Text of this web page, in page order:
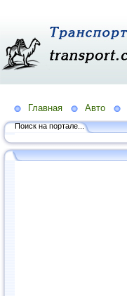
Главная Авто
Поиск на портале...